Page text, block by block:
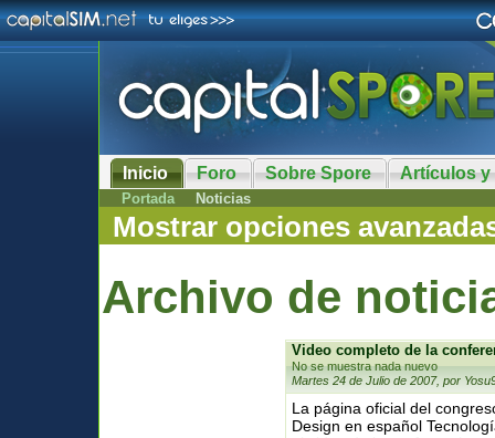
Inicio Foro Sobre Spore Artículos y
Portada Noticias
Mostrar opciones
Archivo de
Video completo de la
No se muestra nada nuevo
Martes 24 de Julio de 2007, por
La página oficial del
Design en español